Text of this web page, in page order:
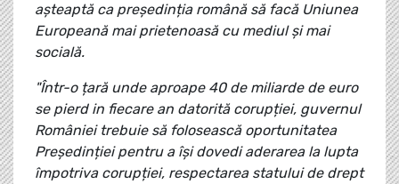
așteaptă ca președinția română să facă Uniunea
Europeană mai prietenoasă cu mediul și mai
socială.
"Într-o țară unde aproape 40 de miliarde de euro
se pierd in fiecare an datorită corupției, guvernul
României trebuie să folosească oportunitatea
Președinției pentru a își dovedi aderarea la lupta
împotriva corupției, respectarea statului de drept